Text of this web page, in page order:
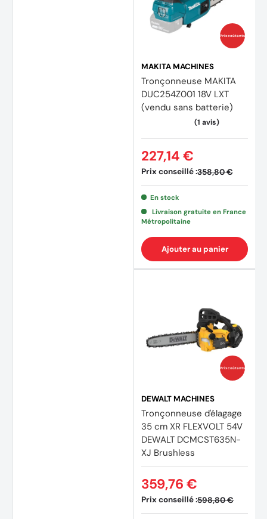
Prix coûtants
MAKITA MACHINES
Tronçonneuse MAKITA
DUC254Z001 18V LXT
(vendu sans batterie)
Prix conseillé :358,80 €
227,14 €
En stock
Livraison gratuite en France
Métropolitaine
Ajouter au panier
Prix coûtants
DEWALT MACHINES
Tronçonneuse d'élagage
35 cm XR FLEXVOLT 54V
DEWALT DCMCST635N-
XJ Brushless
Prix conseillé :598,80 €
359,76 €